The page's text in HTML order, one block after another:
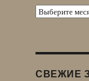
Архив
Archive)
СВЕЖИЕ